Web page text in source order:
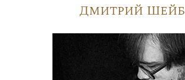
Дмитрий Шейб